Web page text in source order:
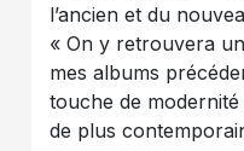
l’ancien et du
« On y retrouvera
mes albums
touche de
de plus